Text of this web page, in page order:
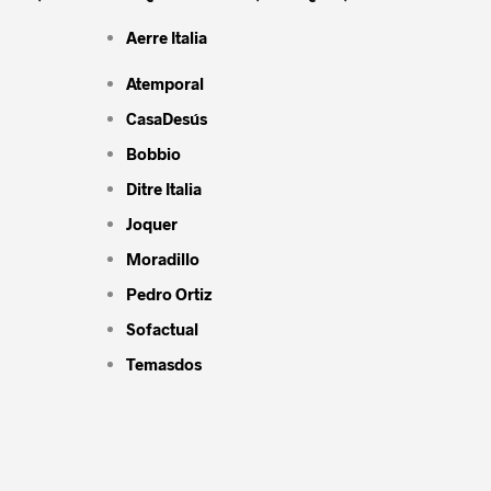
Aerre Italia
Atemporal
CasaDesús
Bobbio
Ditre Italia
Joquer
Moradillo
Pedro Ortiz
Sofactual
Temasdos